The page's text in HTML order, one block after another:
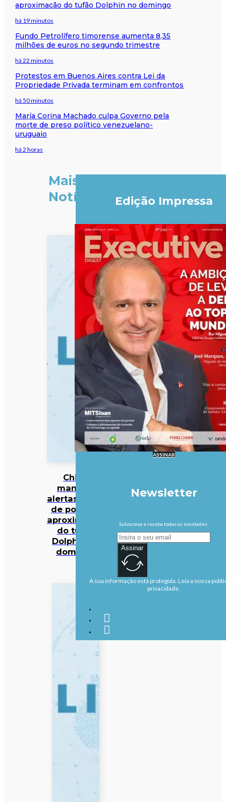
aproximação do tufão Dolphin no domingo
há 19 minutos
Fundo Petrolífero timorense aumenta 8,35
milhões de euros no segundo trimestre
há 22 minutos
Protestos em Buenos Aires contra Lei da
Propriedade Privada terminam em confrontos
há 50 minutos
María Corina Machado culpa Governo pela
morte de preso político venezuelano-
uruguaio
há 2 horas
Mais
Notícias
China
mantém
alertas antes
de possível
aproximação
do tufão
Dolphin no
domingo
Edição Impressa
ASSINAR
Newsletter
Subscreva e receba todas as novidades.
Assinar
A sua informação está protegida. Leia a nossa
privacidade.